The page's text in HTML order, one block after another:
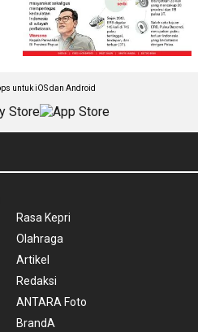
untuk iOS dan Android
Rasa Kepri
Olahraga
Artikel
Redaksi
ANTARA Foto
BrandA